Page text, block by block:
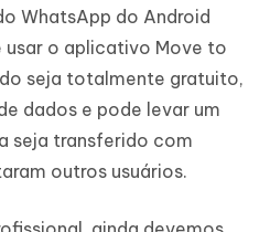
WhatsApp do Android
usar o aplicativo Move to
seja totalmente gratuito,
dados e pode levar um
seja transferido com
outros usuários.